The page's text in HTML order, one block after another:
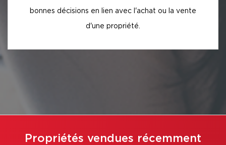
bonnes décisions en lien avec l'achat ou la vente
d'une propriété.
Propriétés vendues récemment